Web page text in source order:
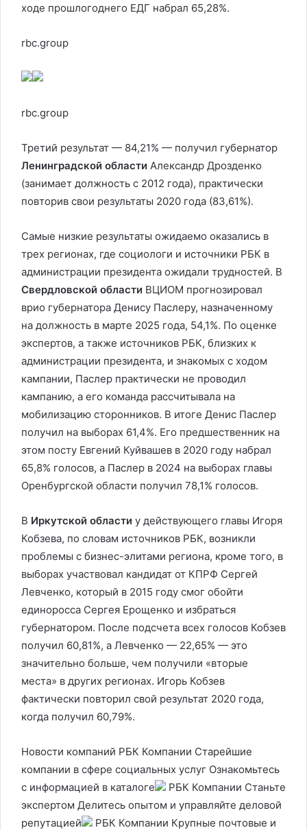
ходе прошлогоднего ЕДГ набрал 65,28%.
rbc.group
rbc.group
Третий результат — 84,21% — получил губернатор
Ленинградской области Александр Дрозденко
(занимает должность с 2012 года), практически
повторив свои результаты 2020 года (83,61%).
Самые низкие результаты ожидаемо оказались в
трех регионах, где социологи и источники РБК в
администрации президента ожидали трудностей. В
Свердловской области ВЦИОМ прогнозировал
врио губернатора Денису Паслеру, назначенному
на должность в марте 2025 года, 54,1%. По оценке
экспертов, а также источников РБК, близких к
администрации президента, и знакомых с ходом
кампании, Паслер практически не проводил
кампанию, а его команда рассчитывала на
мобилизацию сторонников. В итоге Денис Паслер
получил на выборах 61,4%. Его предшественник на
этом посту Евгений Куйвашев в 2020 году набрал
65,8% голосов, а Паслер в 2024 на выборах главы
Оренбургской области получил 78,1% голосов.
В Иркутской области у действующего главы Игоря
Кобзева, по словам источников РБК, возникли
проблемы с бизнес-элитами региона, кроме того, в
выборах участвовал кандидат от КПРФ Сергей
Левченко, который в 2015 году смог обойти
единоросса Сергея Ерощенко и избраться
губернатором. После подсчета всех голосов Кобзев
получил 60,81%, а Левченко — 22,65% — это
значительно больше, чем получили «вторые
места» в других регионах. Игорь Кобзев
фактически повторил свой результат 2020 года,
когда получил 60,79%.
Новости компаний РБК Компании Старейшие
компании в сфере социальных услуг Ознакомьтесь
с информацией в каталоге
РБК Компании Станьте
экспертом Делитесь опытом и управляйте деловой
репутацией
РБК Компании Крупные почтовые и